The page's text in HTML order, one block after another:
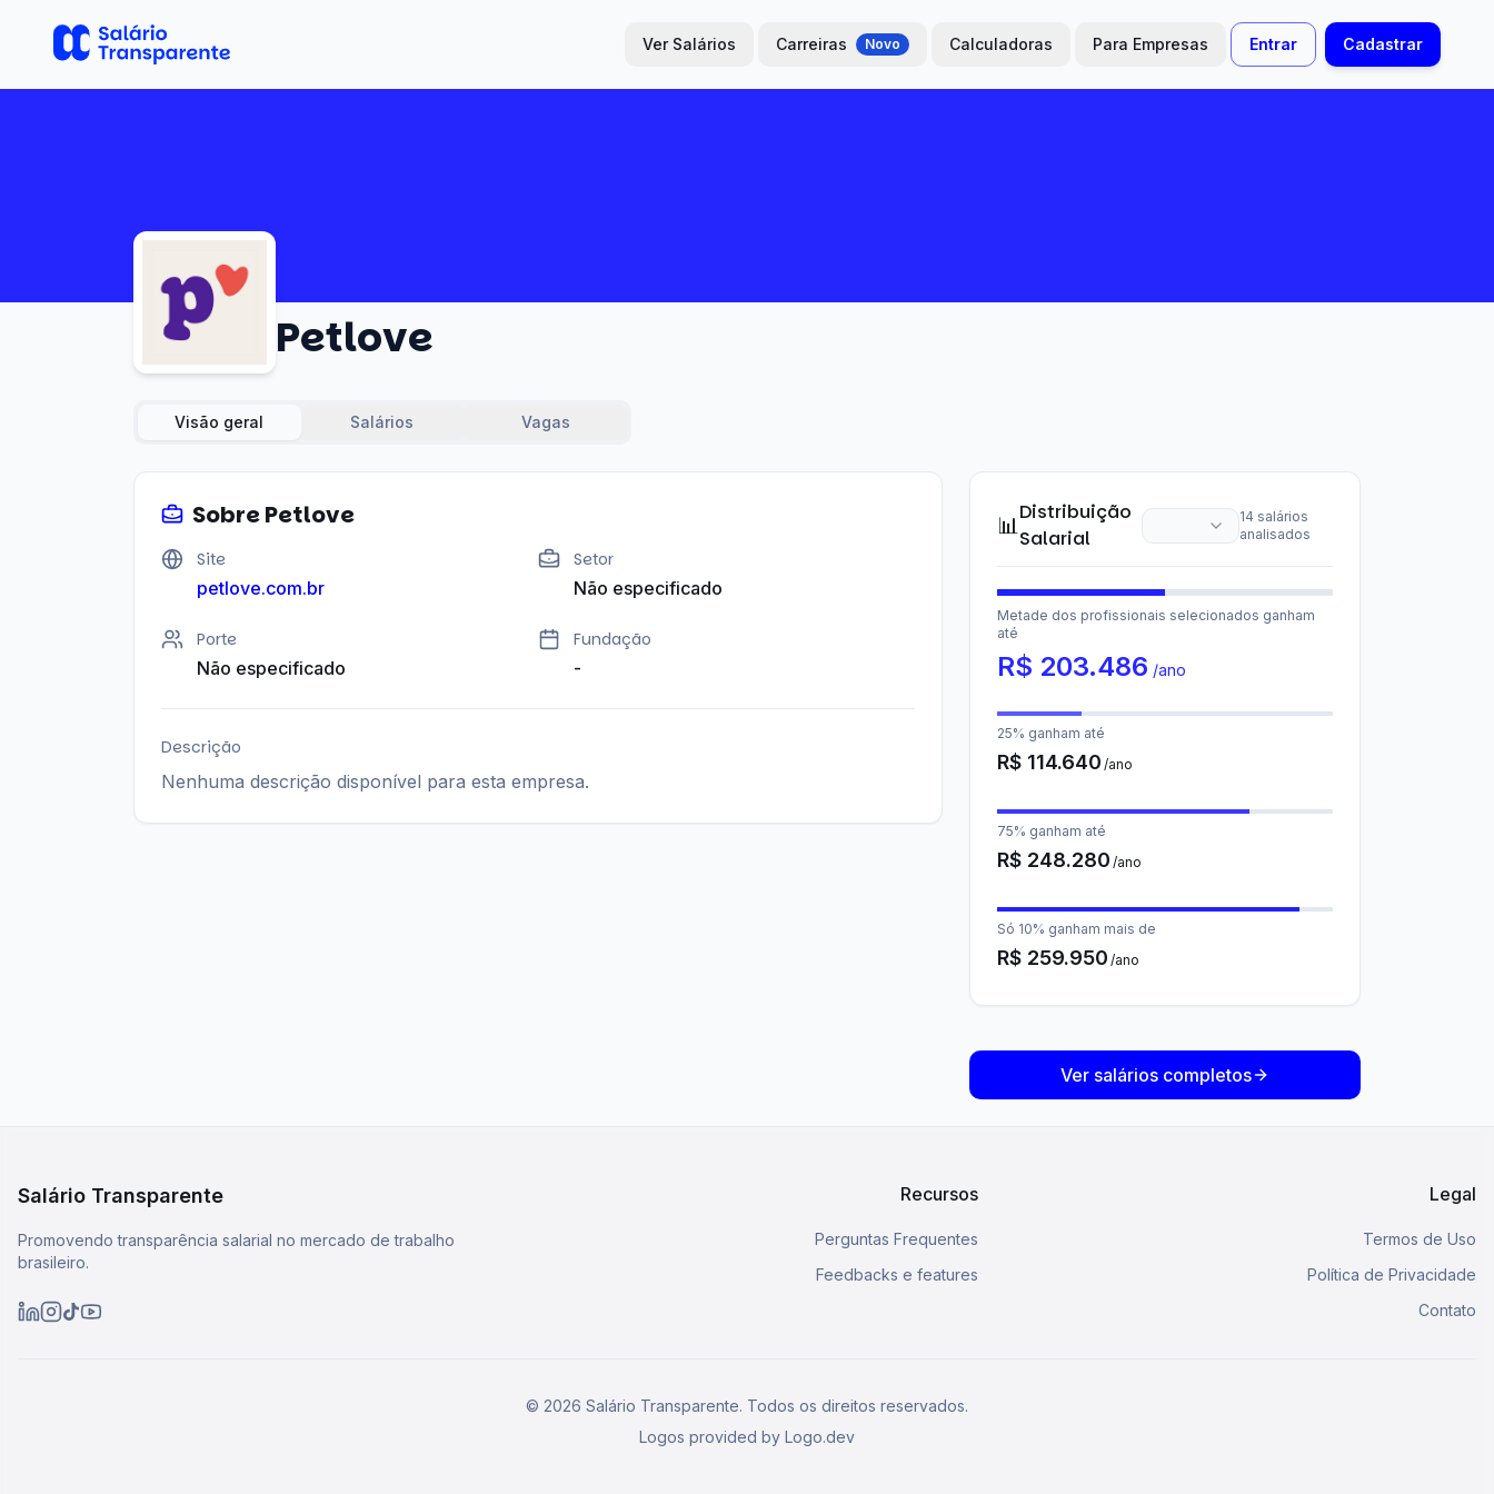
Ver Salários Carreiras Novo Calculadoras Para Empresas Entrar Cadastrar
Petlove
Visão geral Salários Vagas
SobrePetlove
Site
petlove.com.br
Setor
Não especificado
Porte
Não especificado
Fundação
-
Descrição
Nenhuma descrição disponível para esta empresa.
📊
Distribuição
Salarial
14 salários
analisados
Metade dos profissionais selecionados ganham
até
R$ 203.486 /ano
25% ganham até
R$ 114.640 /ano
75% ganham até
R$ 248.280 /ano
Só 10% ganham mais de
R$ 259.950 /ano
Ver salários completos
Salário Transparente
Promovendo transparência salarial no mercado de trabalho
brasileiro.
Recursos
Perguntas Frequentes
Feedbacks e features
Legal
Termos de Uso
Política de Privacidade
Contato
© 2026 Salário Transparente. Todos os direitos reservados.
Logos provided by Logo.dev